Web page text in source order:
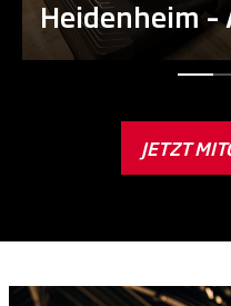
Heidenheim –
JETZT